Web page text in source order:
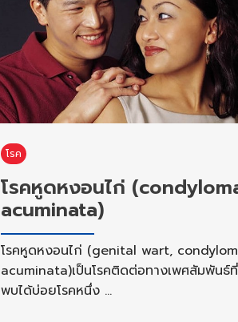
โรค
โรคหูดหงอนไก่
acuminata)
โรคหูดหงอนไก่ (genital wart,
acuminata)เป็นโรคติดต่อทางเพศสัมพันธ์ที่
พบได้บ่อยโรคหนึ่ง …